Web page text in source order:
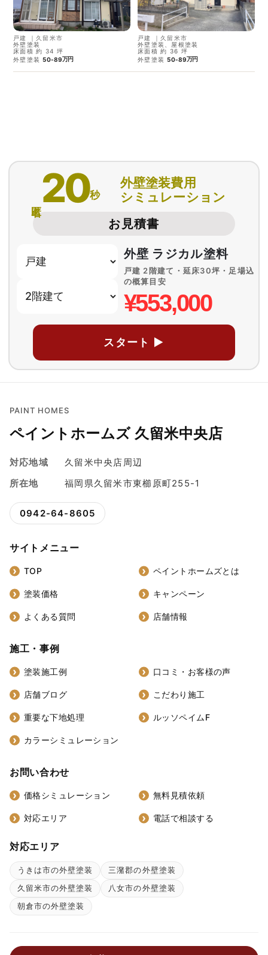
戸建 ｜久留米市
外壁塗装
床面積 約 34 坪
外壁塗装 50-89万円
戸建 ｜久留米市
外壁塗装、屋根塗装
床面積 約 36 坪
外壁塗装 50-89万円
20秒
外壁塗装費用
シミュレーション
お見積書
外壁 ラジカル塗料
戸建 2階建て・延床30坪・足場込
の概算目安
¥553,000
スタート ▶
PAINT HOMES
ペイントホームズ 久留米中央店
対応地域
久留米中央店周辺
所在地
福岡県久留米市東櫛原町255-1
0942-64-8605
サイトメニュー
TOP ペイントホームズとは
塗装価格 キャンペーン
よくある質問 店舗情報
施工・事例
塗装施工例 口コミ・お客様の声
店舗ブログ こだわり施工
重要な下地処理 ルッソペイムF
カラーシミュレーション
お問い合わせ
価格シミュレーション 無料見積依頼
対応エリア 電話で相談する
対応エリア
うきは市の外壁塗装
三潴郡の外壁塗装
久留米市の外壁塗装
八女市の外壁塗装
朝倉市の外壁塗装